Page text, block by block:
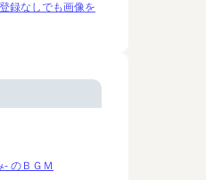
録なしでも画像を
- のＢＧＭ